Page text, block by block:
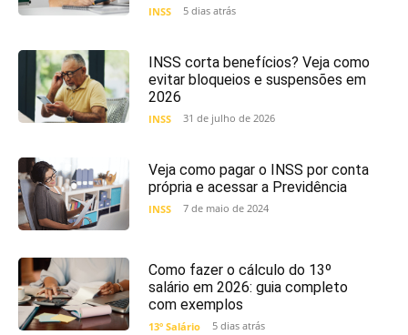
INSS 5 dias atrás
INSS corta benefícios? Veja como
evitar bloqueios e suspensões em
2026
INSS 31 de julho de 2026
Veja como pagar o INSS por conta
própria e acessar a Previdência
INSS 7 de maio de 2024
Como fazer o cálculo do 13º
salário em 2026: guia completo
com exemplos
13º Salário 5 dias atrás